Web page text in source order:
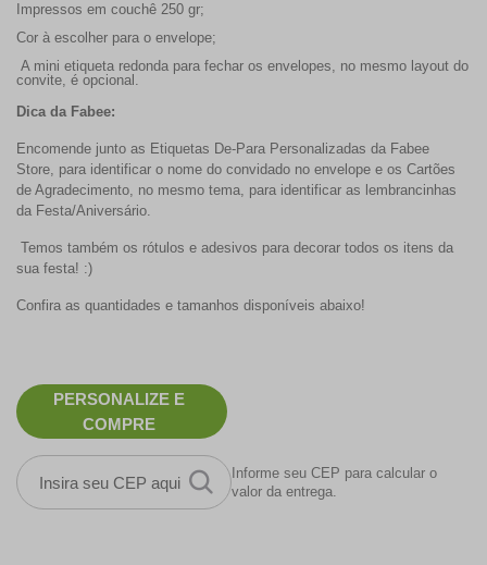
Impressos em couchê 250 gr;
Cor à escolher para o envelope;
A mini etiqueta redonda para fechar os envelopes, no mesmo layout do
convite, é opcional.
Dica da Fabee:
Encomende junto as Etiquetas De-Para Personalizadas da Fabee
Store, para identificar o nome do convidado no envelope e os Cartões
de Agradecimento, no mesmo tema, para identificar as lembrancinhas
da Festa/Aniversário.
Temos também os rótulos e adesivos para decorar todos os itens da
sua festa! :)
Confira as quantidades e tamanhos disponíveis abaixo!
PERSONALIZE E
COMPRE
Informe seu CEP para calcular o
valor da entrega.